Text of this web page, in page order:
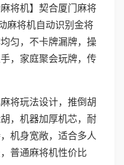
将机】契合厦门麻将
麻将机自动识别金将
匀，不卡牌漏牌，操
，家庭聚会玩牌，传
将玩法设计，推倒胡
，机器加厚机芯，耐
机身宽敞，适合多人
普通麻将机性价比